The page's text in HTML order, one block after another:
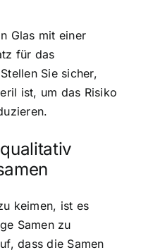
Glas mit einer
für das
Sie sicher,
ist, um das Risiko
keimen, ist es
Samen zu
dass die Samen